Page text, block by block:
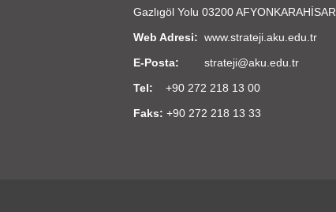
Gazlıgöl Yolu 03200 AFYONKARAHİSAR
Web Adresi: www.strateji.aku.edu.tr
E-Posta:strateji@aku.edu.tr
Tel: +90 272 218 13 00
Faks: +90 272 218 13 33